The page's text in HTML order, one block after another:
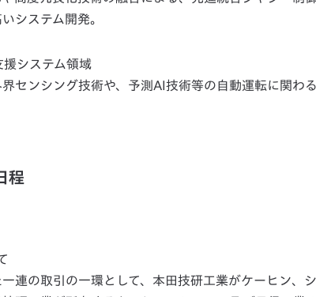
システム開発。
システム領域
センシング技術や、予測AI技術等の自動運転に関わ
程
連の取引の一環として、本田技研工業がケーヒン、